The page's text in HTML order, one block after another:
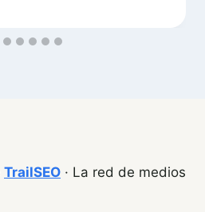
TrailSEO · La red de medios